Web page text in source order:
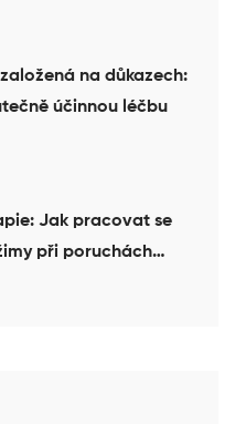
na důkazech:
účinnou léčbu
Jak pracovat se
při poruchách